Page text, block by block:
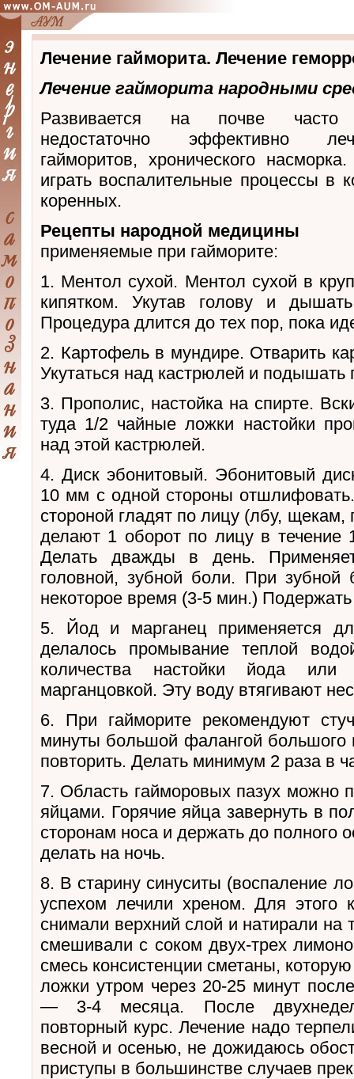
Лечение гайморита. Лечение
Лечение гайморита народными
Развивается на почве часто
недостаточно эффективно
гайморитов, хронического
играть воспалительные процессы в
коренных.
Рецепты народной медицины
применяемые при гайморите:
1. Ментол сухой. Ментол сухой в
кипятком. Укутав голову и
Процедура длится до тех пор, пока
2. Картофель в мундире. Отварить
Укутаться над кастрюлей и
3. Прополис, настойка на спирте.
туда 1/2 чайные ложки настойки
над этой кастрюлей.
4. Диск эбонитовый. Эбонитовый
10 мм с одной стороны
стороной гладят по лицу (лбу, щекам,
делают 1 оборот по лицу в течение
Делать дважды в день.
головной, зубной боли. При зубной
некоторое время (3-5 мин.)
5. Йод и марганец применяется
делалось промывание теплой
количества настойки йода или
марганцовкой. Эту воду втягивают
6. При гайморите рекомендуют
минуты большой фалангой большого
повторить. Делать минимум 2 раза в
7. Область гайморовых пазух можно
яйцами. Горячие яйца завернуть в
сторонам носа и держать до полного
делать на ночь.
8. В старину синуситы (воспаление
успехом лечили хреном. Для этого
снимали верхний слой и натирали на
смешивали с соком двух-трех
смесь консистенции сметаны,
ложки утром через 20-25 минут
— 3-4 месяца. После
повторный курс. Лечение надо
весной и осенью, не дожидаюсь
приступы в большинстве случаев